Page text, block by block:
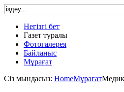
Негізгі бет
Газет туралы
Фотогалерея
Байланыс
Мұрағат
Сіз мындасыз: HomeМұрағат